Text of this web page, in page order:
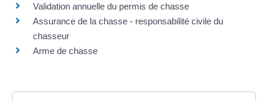
Validation annuelle du permis de chasse
Assurance de la chasse - responsabilité civile du
chasseur
Arme de chasse